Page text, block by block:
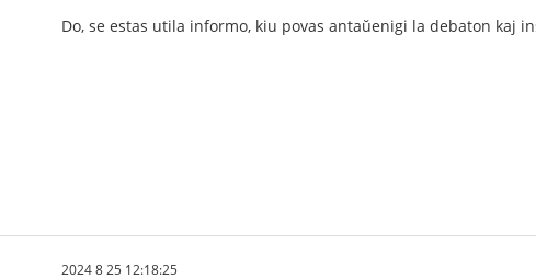
Do, se estas utila informo, kiu povas antaŭenigi la debaton kaj
2024 8 25 12:18:25